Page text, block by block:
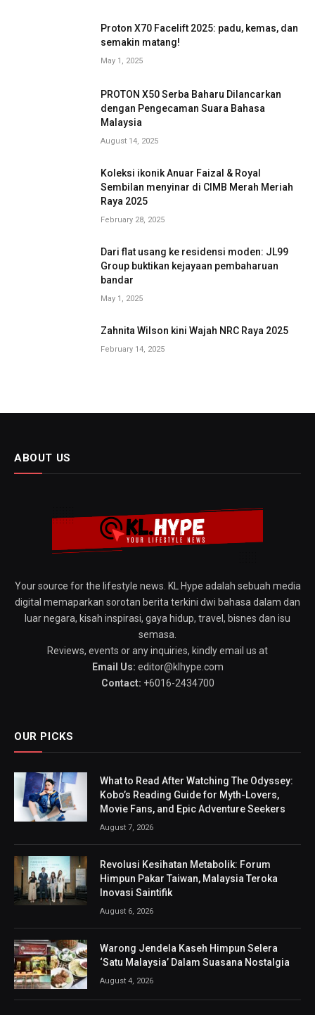
Proton X70 Facelift 2025: padu, kemas, dan
semakin matang!
May 1, 2025
PROTON X50 Serba Baharu Dilancarkan
dengan Pengecaman Suara Bahasa
Malaysia
August 14, 2025
Koleksi ikonik Anuar Faizal & Royal
Sembilan menyinar di CIMB Merah Meriah
Raya 2025
February 28, 2025
Dari flat usang ke residensi moden: JL99
Group buktikan kejayaan pembaharuan
bandar
May 1, 2025
Zahnita Wilson kini Wajah NRC Raya 2025
February 14, 2025
ABOUT US
Your source for the lifestyle news. KL Hype adalah sebuah media
digital memaparkan sorotan berita terkini dwi bahasa dalam dan
luar negara, kisah inspirasi, gaya hidup, travel, bisnes dan isu
semasa.
Reviews, events or any inquiries, kindly email us at
Email Us: editor@klhype.com
Contact: +6016-2434700
OUR PICKS
What to Read After Watching The Odyssey:
Kobo’s Reading Guide for Myth-Lovers,
Movie Fans, and Epic Adventure Seekers
August 7, 2026
Revolusi Kesihatan Metabolik: Forum
Himpun Pakar Taiwan, Malaysia Teroka
Inovasi Saintifik
August 6, 2026
Warong Jendela Kaseh Himpun Selera
‘Satu Malaysia’ Dalam Suasana Nostalgia
August 4, 2026